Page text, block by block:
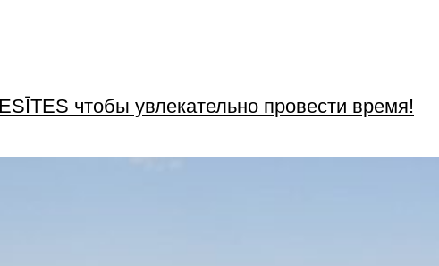
чтобы увлекательно провести время!